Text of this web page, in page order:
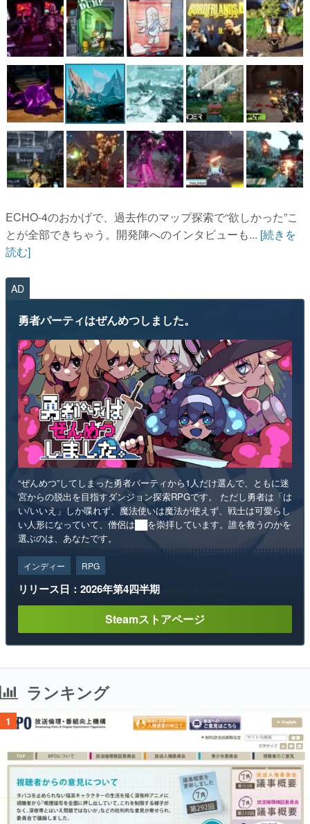
ECHO-4のおかげで、過去作のマップ探索で“欲しかった”こ
とが全部できちゃう。開発陣へのインタビューも... [続きを
読む]
AD
勇者パーティはぜんめつしました。
“ぜんめつ”してしまった勇者パーティから1人だけ選んで、ともに迷
宮からの脱出を目指すダンジョン探索RPGです。 ただし勇者は「は
い/いいえ」しか喋れず、魔法使いは魔法が使えず、戦士は可愛らし
い人形になっていて、僧侶は██を崇拝しています。誰を救うのかを
選ぶのは、あなたです。
インディー RPG
リリース日：2026年第4四半期
Steamストアページ
ランキング
1